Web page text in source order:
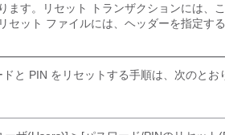
ます。リセット トランザクションには、
セット ファイルには、ヘッダーを指定す
と PIN をリセットする手順は、次のとお